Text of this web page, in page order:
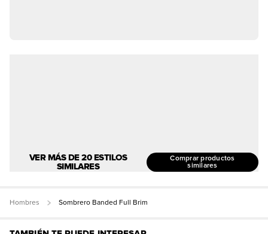
VER MÁS DE 20 ESTILOS
SIMILARES
Comprar productos
similares
Hombres Sombrero Banded Full Brim